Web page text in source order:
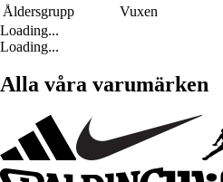
Åldersgrupp
Vuxen
Loading...
Loading...
Alla våra varumärken